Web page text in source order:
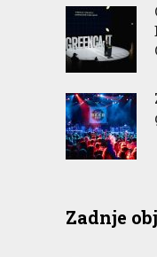
Zadnje